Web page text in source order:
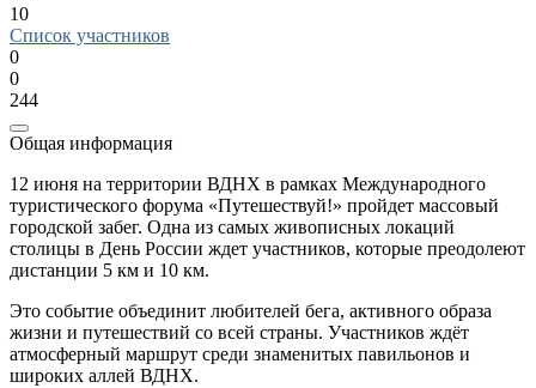
10
Список участников
0
0
244
Общая информация
12 июня на территории ВДНХ в рамках Международного
туристического форума «Путешествуй!» пройдет массовый
городской забег. Одна из самых живописных локаций
столицы в День России ждет участников, которые преодолеют
дистанции 5 км и 10 км.
Это событие объединит любителей бега, активного образа
жизни и путешествий со всей страны. Участников ждёт
атмосферный маршрут среди знаменитых павильонов и
широких аллей ВДНХ.